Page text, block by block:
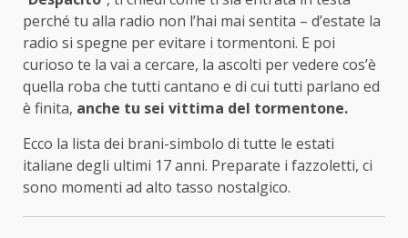
perché tu alla radio non l’hai mai sentita – d’estate la
radio si spegne per evitare i tormentoni. E poi
curioso te la vai a cercare, la ascolti per vedere cos’è
quella roba che tutti cantano e di cui tutti parlano ed
è finita, anche tu sei vittima del tormentone.
Ecco la lista dei brani-simbolo di tutte le estati
italiane degli ultimi 17 anni. Preparate i fazzoletti, ci
sono momenti ad alto tasso nostalgico.